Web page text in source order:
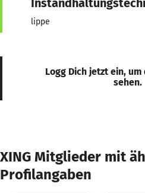
lippe
Logg Dich jetzt ein,
sehen.
XING Mitglieder mit
Profilangaben